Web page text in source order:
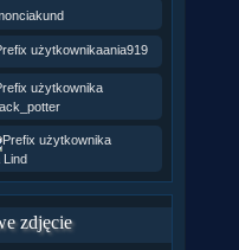
ania919
Lind
zdjęcie